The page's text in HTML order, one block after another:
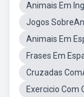
Animais Em
Jogos
Animais Em
Frases Em
Cruzadas
Exercicio Com